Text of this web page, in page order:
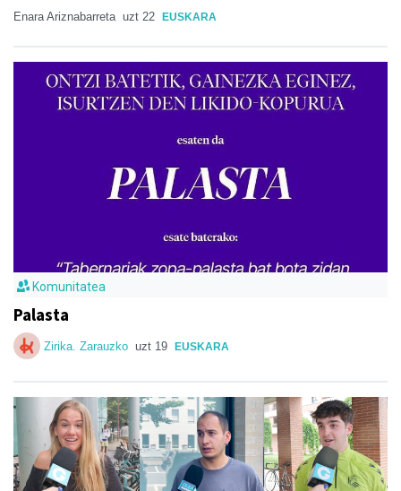
Enara Ariznabarreta uzt 22 EUSKARA
Komunitatea
Palasta
Zirika. Zarauzko uzt 19 EUSKARA